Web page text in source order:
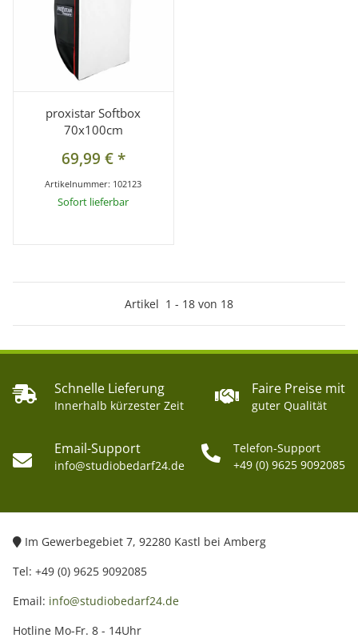
proxistar Softbox
70x100cm
69,99 €*
Artikelnummer: 102123
Sofort lieferbar
Artikel 1 - 18 von 18
Schnelle Lieferung
Innerhalb kürzester Zeit
Faire Preise mit
guter Qualität
Email-Support
info@studiobedarf24.de
Telefon-Support
+49 (0) 9625 9092085
Im Gewerbegebiet 7, 92280 Kastl bei Amberg
Tel: +49 (0) 9625 9092085
Email: info@studiobedarf24.de
Hotline Mo-Fr. 8 - 14Uhr